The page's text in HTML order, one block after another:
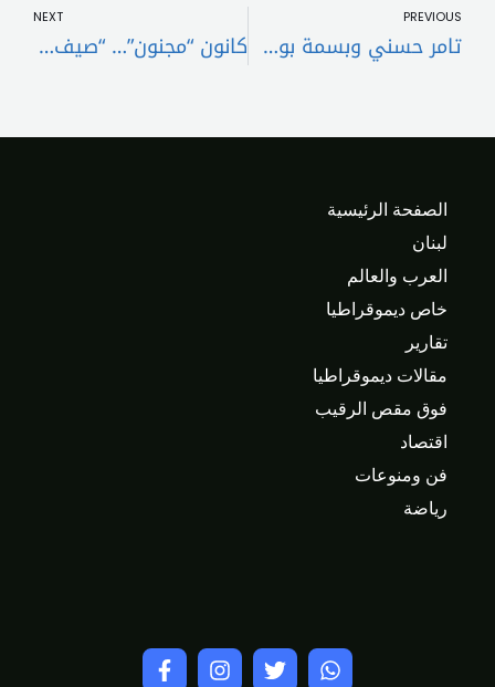
PREVIOUS
تامر حسني وبسمة بوسيل يطرحان جديدهما
NEXT
كانون “مجنون”… “صيف وشتي” خلال أيّام!
الصفحة الرئيسية
لبنان
العرب والعالم
خاص ديموقراطيا
تقارير
مقالات ديموقراطيا
فوق مقص الرقيب
اقتصاد
فن ومنوعات
رياضة